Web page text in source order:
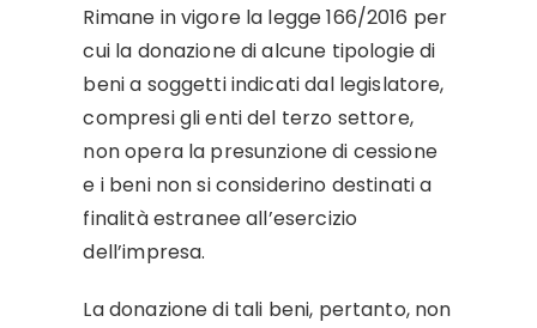
Rimane in vigore la legge 166/2016 per
cui la donazione di alcune tipologie di
beni a soggetti indicati dal legislatore,
compresi gli enti del terzo settore,
non opera la presunzione di cessione
e i beni non si considerino destinati a
finalità estranee all’esercizio
dell’impresa.
La donazione di tali beni, pertanto, non